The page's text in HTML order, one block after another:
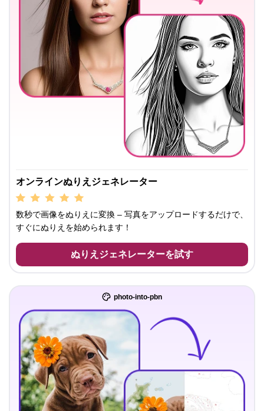
オンラインぬりえジェネレーター
数秒で画像をぬりえに変換 – 写真をアップロードするだけで、
すぐにぬりえを始められます！
ぬりえジェネレーターを試す
photo-into-pbn